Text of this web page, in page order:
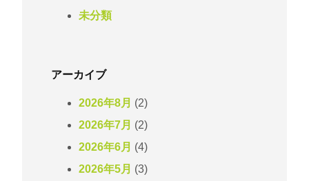
未分類
アーカイブ
2026年8月 (2)
2026年7月 (2)
2026年6月 (4)
2026年5月 (3)